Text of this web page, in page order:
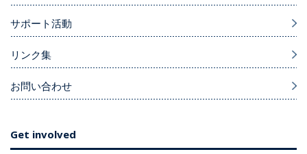
サポート活動
リンク集
お問い合わせ
Get involved